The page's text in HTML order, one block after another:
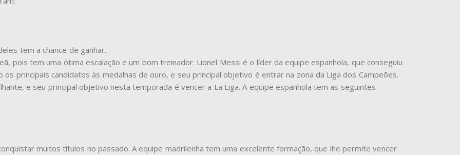
tem a chance de ganhar.
pois tem uma ótima escalação e um bom treinador. Lionel Messi é o líder da equipe espanhola, que conseguiu
principais candidatos às medalhas de ouro, e seu principal objetivo é entrar na zona da Liga dos Campeões.
e seu principal objetivo nesta temporada é vencer a La Liga. A equipe espanhola tem as seguintes
muitos títulos no passado. A equipe madrilenha tem uma excelente formação, que lhe permite vencer